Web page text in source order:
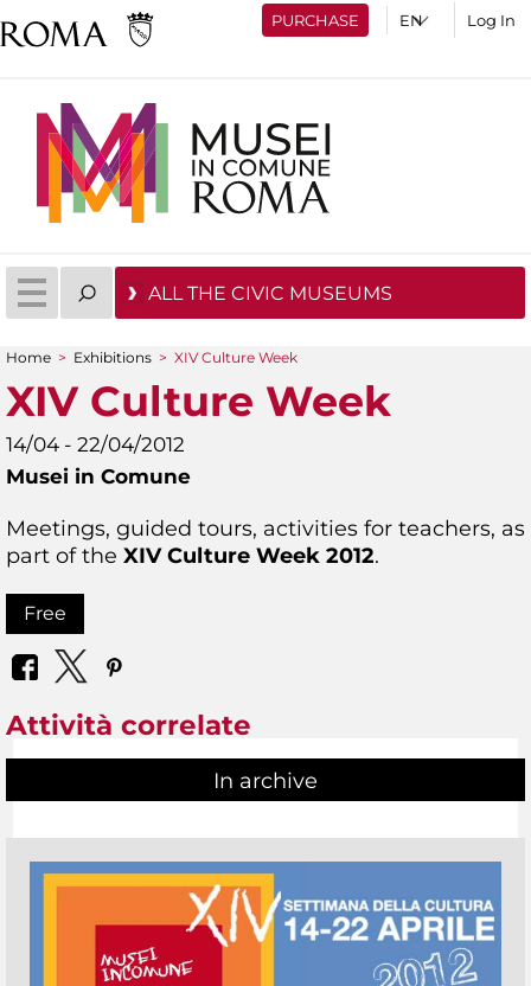
PURCHASE Log In
ALL THE CIVIC MUSEUMS
You are here
Home > Exhibitions > XIV Culture Week
XIV Culture Week
14/04 - 22/04/2012
Musei in Comune
Meetings, guided tours, activities for teachers, as
part of the XIV Culture Week 2012.
Free
Attività correlate
In archive